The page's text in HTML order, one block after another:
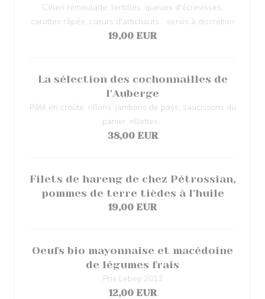
Cèleri rémoulade, lentilles, queues d'écrevisses,
carottes râpée, cœurs d'artichauts... servis à discrétion
19,00 EUR
La sélection des cochonnailles de
l'Auberge
Pâté en croûte, rillons, jambons de pays, saucissons du
panier, rillettes...
38,00 EUR
Filets de hareng de chez Pétrossian,
pommes de terre tièdes à l'huile
19,00 EUR
Oeufs bio mayonnaise et macédoine
de légumes frais
Prix Lebey 2013
12,00 EUR